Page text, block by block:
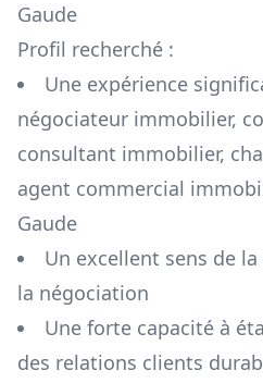
Gaude
Profil recherché :
Une expérience
négociateur immobilier,
consultant immobilier,
agent commercial
Gaude
Un excellent sens de
la négociation
Une forte capacité à
des relations clients